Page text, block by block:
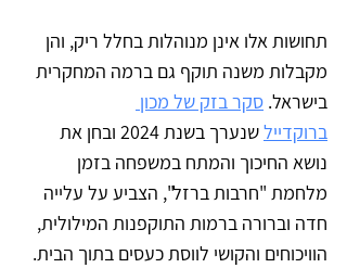
תחושות אלו אינן מנוהלות בחלל ריק, והן
מקבלות משנה תוקף גם ברמה המחקרית
בישראל. סקר בזק של מכון
ברוקדייל
שנערך בשנת 2024 ובחן את
נושא החיכוך והמתח במשפחה בזמן
מלחמת "חרבות ברזל", הצביע על עלייה
חדה וברורה ברמות התוקפנות המילולית,
הוויכוחים והקושי לווסת כעסים בתוך הבית.